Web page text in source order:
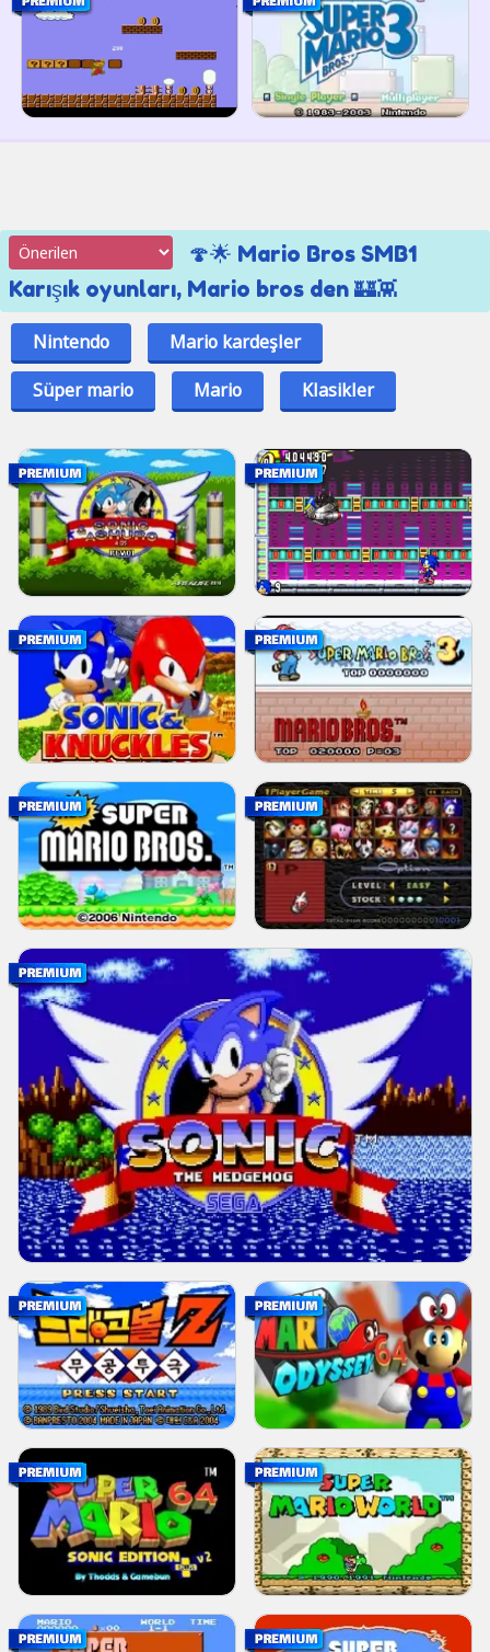
🍄🌟 Mario Bros SMB1
Karışık oyunları, Mario bros den 🏰👾
Nintendo
Mario kardeşler
Süper mario
Mario Klasikler